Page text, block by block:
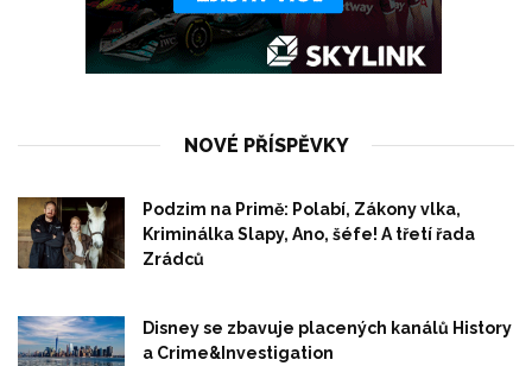
NOVÉ PŘÍSPĚVKY
Podzim na Primě: Polabí, Zákony vlka,
Kriminálka Slapy, Ano, šéfe! A třetí řada
Zrádců
Disney se zbavuje placených kanálů History
a Crime&Investigation